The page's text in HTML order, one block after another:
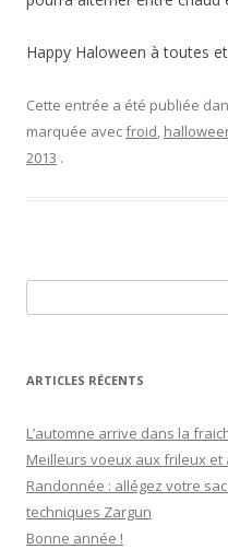
Happy Haloween à toutes
Cette entrée a été publiée
marquée avecfroid,
2013 .
ARTICLES RÉCENTS
L’automne arrive dans la
Meilleurs voeux aux frileux
Randonnée : allégez votre
techniques Zargun
Bonne année !